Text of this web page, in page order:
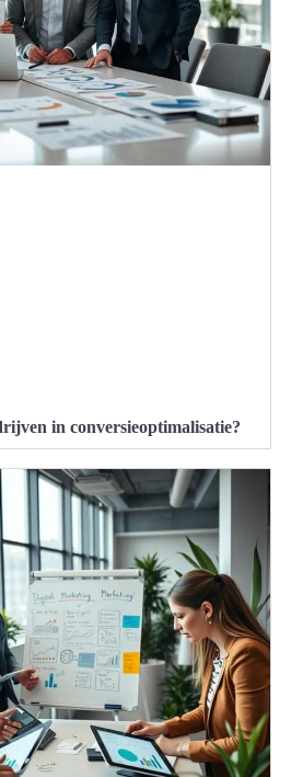
in conversieoptimalisatie?